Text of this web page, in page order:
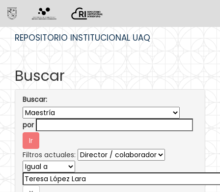
REPOSITORIO INSTITUCIONAL UAQ
Buscar
Buscar:
por
Filtros actuales: